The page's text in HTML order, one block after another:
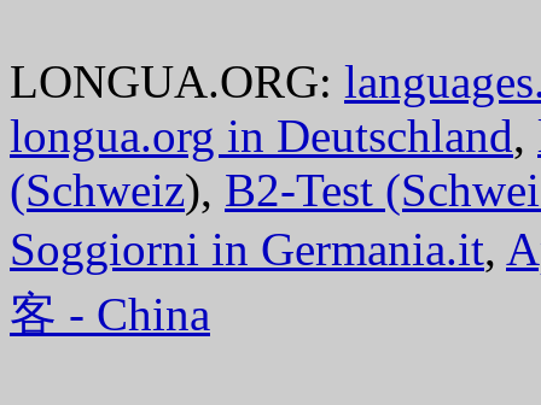
LONGUA.ORG:
longua.org in Deutschland,
(Schweiz), B2-Test
Soggiorni in Germania.it,
客 - China